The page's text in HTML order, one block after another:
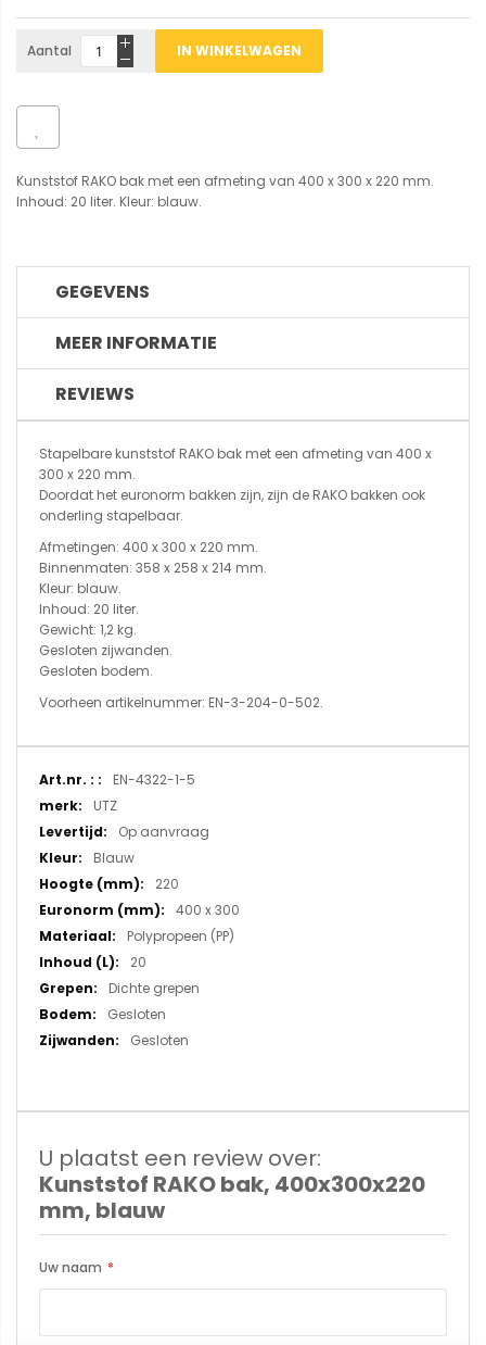
Aantal IN WINKELWAGEN
Kunststof RAKO bak met een afmeting van 400 x 300 x 220 mm.
Inhoud: 20 liter. Kleur: blauw.
GEGEVENS
MEER INFORMATIE
REVIEWS
Stapelbare kunststof RAKO bak met een afmeting van 400 x
300 x 220 mm.
Doordat het euronorm bakken zijn, zijn de RAKO bakken ook
onderling stapelbaar.
Afmetingen: 400 x 300 x 220 mm.
Binnenmaten: 358 x 258 x 214 mm.
Kleur: blauw.
Inhoud: 20 liter.
Gewicht: 1,2 kg.
Gesloten zijwanden.
Gesloten bodem.
Voorheen artikelnummer: EN-3-204-0-502.
Meer
informatie
EN-4322-1-5
UTZ
Op aanvraag
Blauw
220
400 x 300
Polypropeen (PP)
20
Dichte grepen
Gesloten
Gesloten
U plaatst een review over:
Kunststof RAKO bak, 400x300x220
mm, blauw
Uw naam